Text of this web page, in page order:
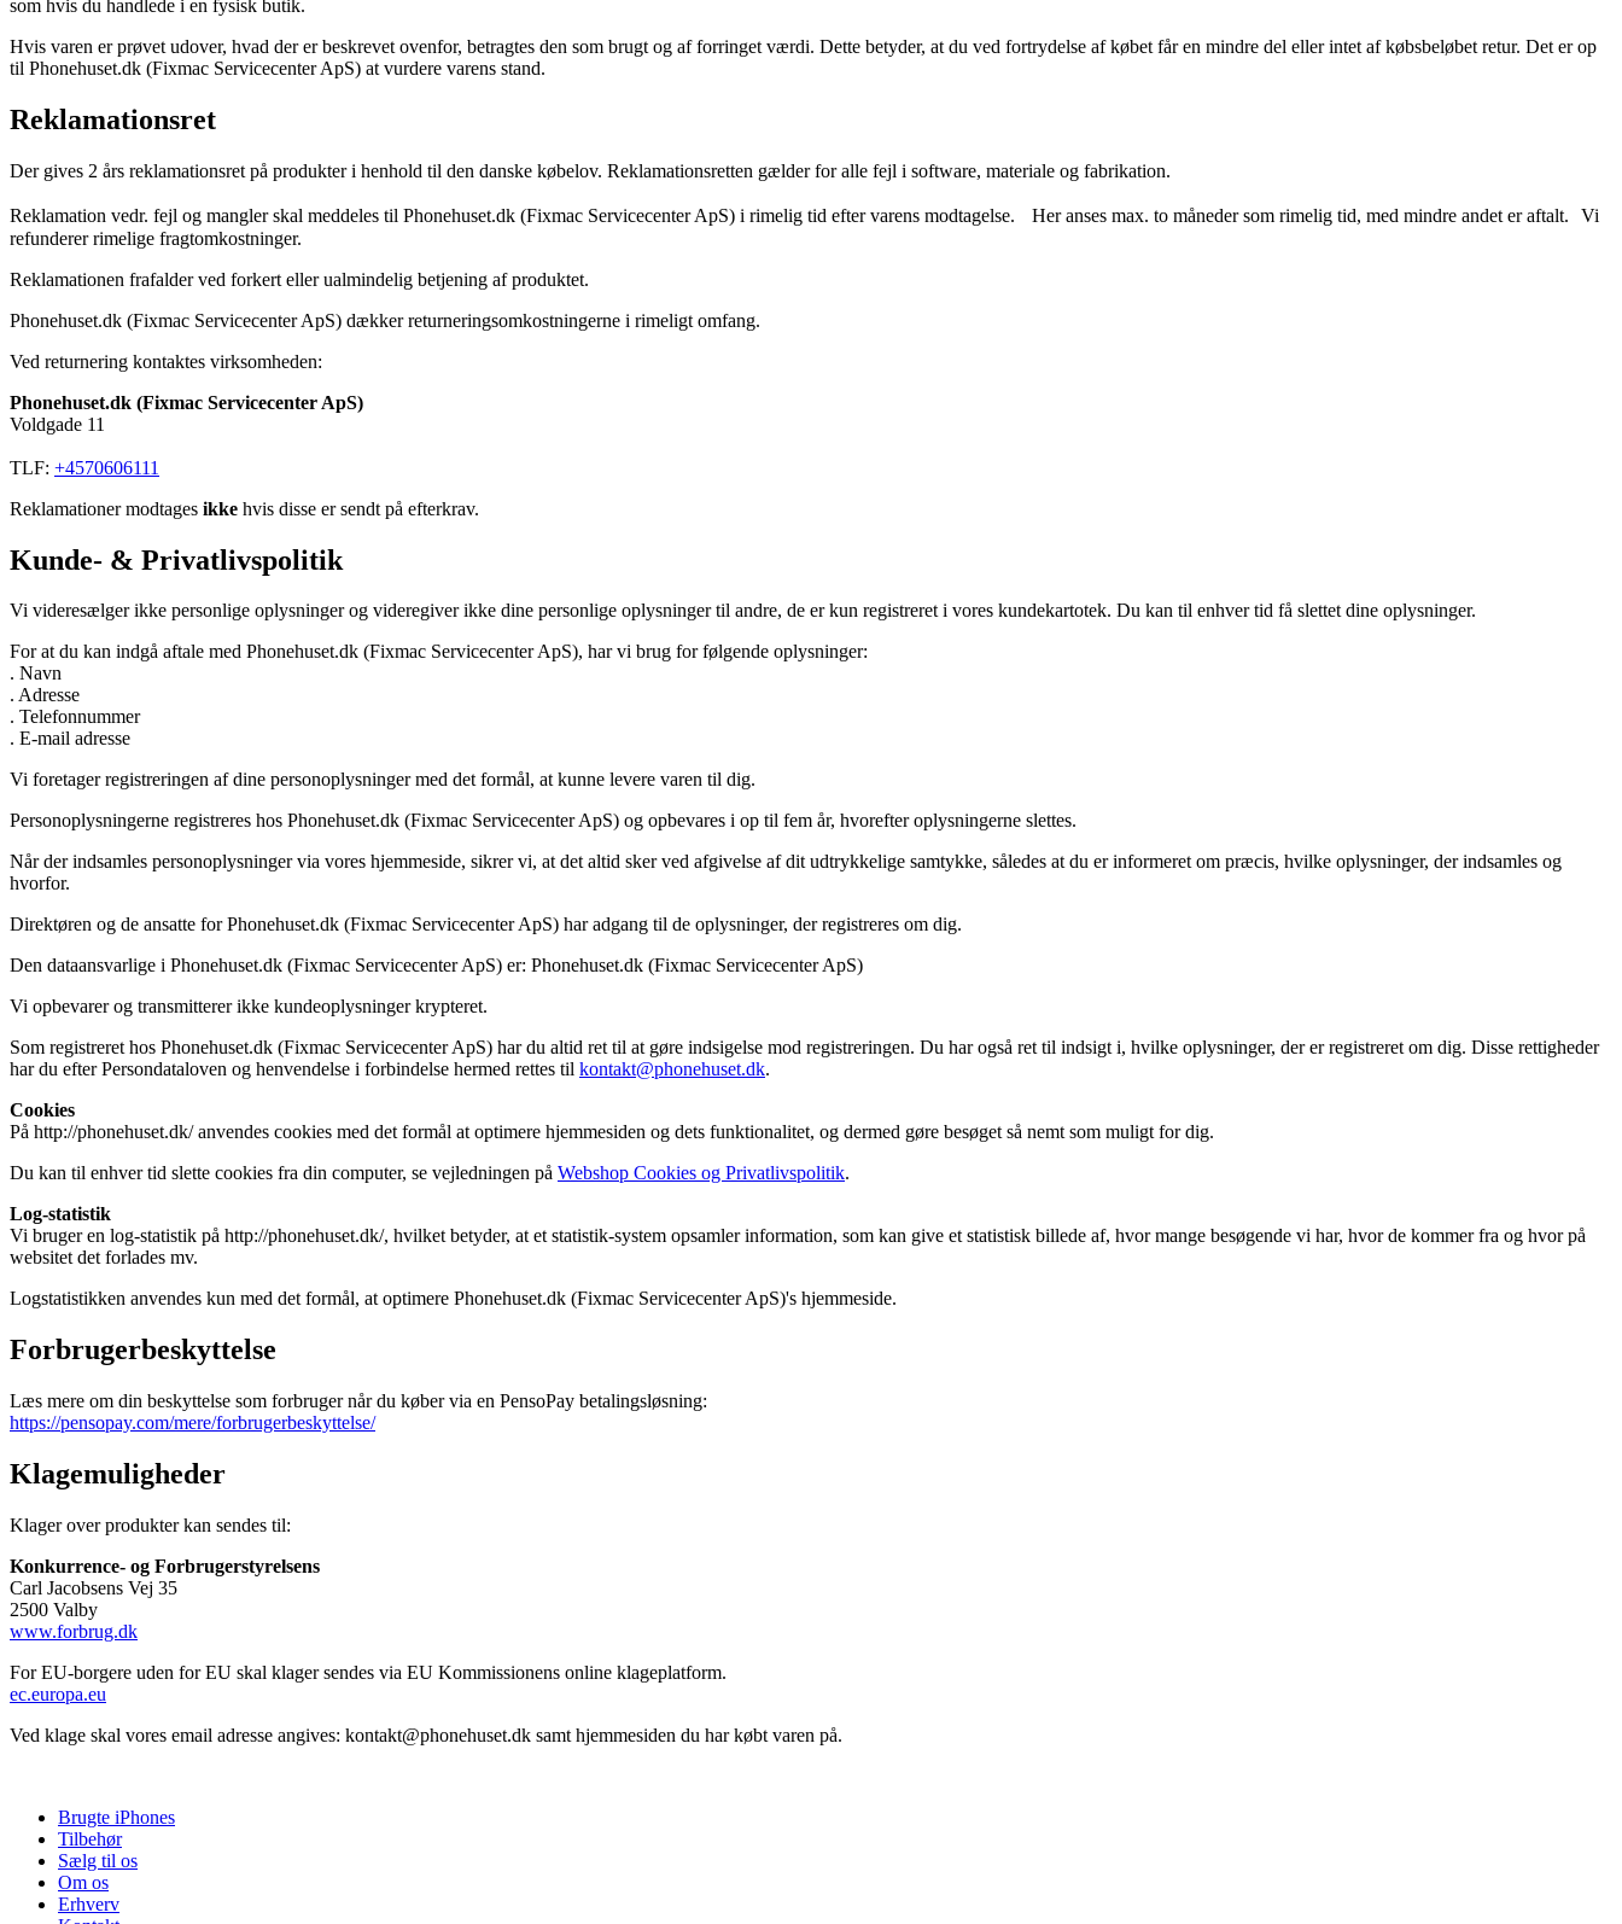
som hvis du handlede i en fysisk butik.
Hvis varen er prøvet udover, hvad der er beskrevet ovenfor, betragtes den som brugt og af forringet værdi. Dette betyder, at du ved fortrydelse af købet får en mindre del eller intet af købsbeløbet retur. Det er op
til Phonehuset.dk (Fixmac Servicecenter ApS) at vurdere varens stand.
Reklamationsret
Der gives 2 års reklamationsret på produkter i henhold til den danske købelov. Reklamationsretten gælder for alle fejl i software, materiale og fabrikation.
Reklamation vedr. fejl og mangler skal meddeles til Phonehuset.dk (Fixmac Servicecenter ApS) i rimelig tid efter varens modtagelse. Her anses max. to måneder som rimelig tid, med mindre andet er aftalt. Vi
refunderer rimelige fragtomkostninger.
Reklamationen frafalder ved forkert eller ualmindelig betjening af produktet.
Phonehuset.dk (Fixmac Servicecenter ApS) dækker returneringsomkostningerne i rimeligt omfang.
Ved returnering kontaktes virksomheden:
Phonehuset.dk (Fixmac Servicecenter ApS)
Voldgade 11
TLF: +4570606111
Reklamationer modtages ikke hvis disse er sendt på efterkrav.
Kunde- & Privatlivspolitik
Vi videresælger ikke personlige oplysninger og videregiver ikke dine personlige oplysninger til andre, de er kun registreret i vores kundekartotek. Du kan til enhver tid få slettet dine oplysninger.
For at du kan indgå aftale med Phonehuset.dk (Fixmac Servicecenter ApS), har vi brug for følgende oplysninger:
. Navn
. Adresse
. Telefonnummer
. E-mail adresse
Vi foretager registreringen af dine personoplysninger med det formål, at kunne levere varen til dig.
Personoplysningerne registreres hos Phonehuset.dk (Fixmac Servicecenter ApS) og opbevares i op til fem år, hvorefter oplysningerne slettes.
Når der indsamles personoplysninger via vores hjemmeside, sikrer vi, at det altid sker ved afgivelse af dit udtrykkelige samtykke, således at du er informeret om præcis, hvilke oplysninger, der indsamles og
hvorfor.
Direktøren og de ansatte for Phonehuset.dk (Fixmac Servicecenter ApS) har adgang til de oplysninger, der registreres om dig.
Den dataansvarlige i Phonehuset.dk (Fixmac Servicecenter ApS) er: Phonehuset.dk (Fixmac Servicecenter ApS)
Vi opbevarer og transmitterer ikke kundeoplysninger krypteret.
Som registreret hos Phonehuset.dk (Fixmac Servicecenter ApS) har du altid ret til at gøre indsigelse mod registreringen. Du har også ret til indsigt i, hvilke oplysninger, der er registreret om dig. Disse rettigheder
har du efter Persondataloven og henvendelse i forbindelse hermed rettes til kontakt@phonehuset.dk.
Cookies
På http://phonehuset.dk/ anvendes cookies med det formål at optimere hjemmesiden og dets funktionalitet, og dermed gøre besøget så nemt som muligt for dig.
Du kan til enhver tid slette cookies fra din computer, se vejledningen på Webshop Cookies og Privatlivspolitik.
Log-statistik
Vi bruger en log-statistik på http://phonehuset.dk/, hvilket betyder, at et statistik-system opsamler information, som kan give et statistisk billede af, hvor mange besøgende vi har, hvor de kommer fra og hvor på
websitet det forlades mv.
Logstatistikken anvendes kun med det formål, at optimere Phonehuset.dk (Fixmac Servicecenter ApS)'s hjemmeside.
Forbrugerbeskyttelse
Læs mere om din beskyttelse som forbruger når du køber via en PensoPay betalingsløsning:
https://pensopay.com/mere/forbrugerbeskyttelse/
Klagemuligheder
Klager over produkter kan sendes til:
Konkurrence- og Forbrugerstyrelsens
Carl Jacobsens Vej 35
2500 Valby
www.forbrug.dk
For EU-borgere uden for EU skal klager sendes via EU Kommissionens online klageplatform.
ec.europa.eu
Ved klage skal vores email adresse angives: kontakt@phonehuset.dk samt hjemmesiden du har købt varen på.
Brugte iPhones
Tilbehør
Sælg til os
Om os
Erhverv